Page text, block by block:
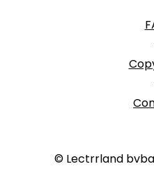
© Lectrrland